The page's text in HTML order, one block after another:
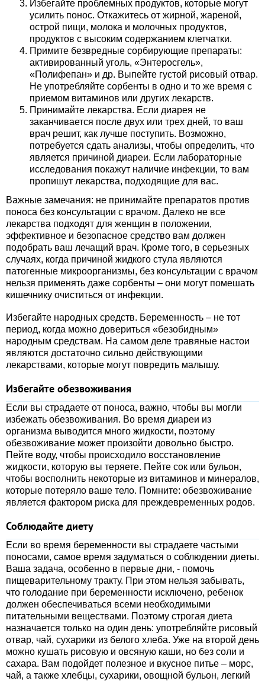
Избегайте проблемных продуктов, которые могут
усилить понос. Откажитесь от жирной, жареной,
острой пищи, молока и молочных продуктов,
продуктов с высоким содержанием клетчатки.
Примите безвредные сорбирующие препараты:
активированный уголь, «Энтеросгель»,
«Полифепан» и др. Выпейте густой рисовый отвар.
Не употребляйте сорбенты в одно и то же время с
приемом витаминов или других лекарств.
Принимайте лекарства. Если диарея не
заканчивается после двух или трех дней, то ваш
врач решит, как лучше поступить. Возможно,
потребуется сдать анализы, чтобы определить, что
является причиной диареи. Если лабораторные
исследования покажут наличие инфекции, то вам
пропишут лекарства, подходящие для вас.
Важные замечания: не принимайте препаратов против
поноса без консультации с врачом. Далеко не все
лекарства подходят для женщин в положении,
эффективное и безопасное средство вам должен
подобрать ваш лечащий врач. Кроме того, в серьезных
случаях, когда причиной жидкого стула являются
патогенные микроорганизмы, без консультации с врачом
нельзя применять даже сорбенты – они могут помешать
кишечнику очиститься от инфекции.
Избегайте народных средств. Беременность – не тот
период, когда можно довериться «безобидным»
народным средствам. На самом деле травяные настои
являются достаточно сильно действующими
лекарствами, которые могут повредить малышу.
Избегайте обезвоживания
Если вы страдаете от поноса, важно, чтобы вы могли
избежать обезвоживания. Во время диареи из
организма выводится много жидкости, поэтому
обезвоживание может произойти довольно быстро.
Пейте воду, чтобы происходило восстановление
жидкости, которую вы теряете. Пейте сок или бульон,
чтобы восполнить некоторые из витаминов и минералов,
которые потеряло ваше тело. Помните: обезвоживание
является фактором риска для преждевременных родов.
Соблюдайте диету
Если во время беременности вы страдаете частыми
поносами, самое время задуматься о соблюдении диеты.
Ваша задача, особенно в первые дни, - помочь
пищеварительному тракту. При этом нельзя забывать,
что голодание при беременности исключено, ребенок
должен обеспечиваться всеми необходимыми
питательными веществами. Поэтому строгая диета
назначается только на один день: употребляйте рисовый
отвар, чай, сухарики из белого хлеба. Уже на второй день
можно кушать рисовую и овсяную каши, но без соли и
сахара. Вам подойдет полезное и вкусное питье – морс,
чай, а также хлебцы, сухарики, овощной бульон, легкий